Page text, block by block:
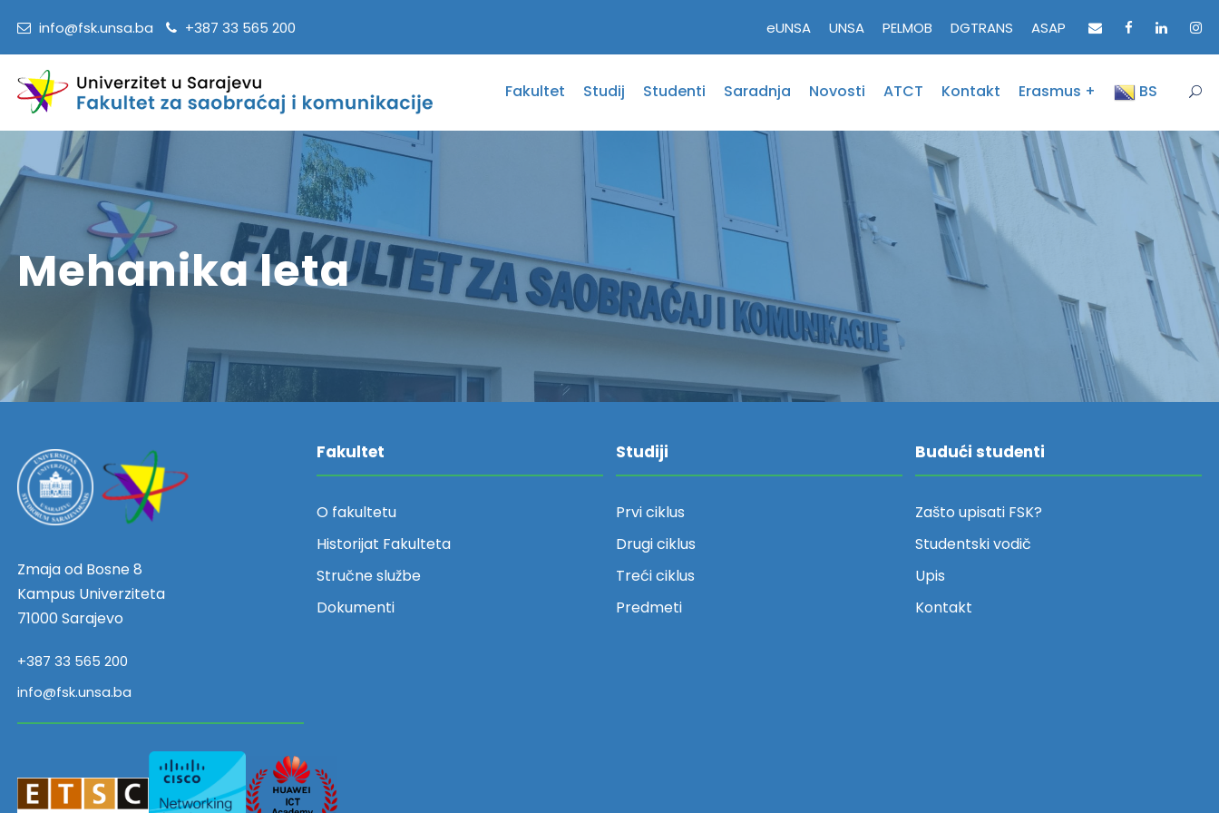
info@fsk.unsa.ba +387 33 565 200 eUNSA UNSA PELMOB DGTRANS ASAP
Fakultet Studij Studenti Saradnja Novosti ATCT Kontakt Erasmus + BS
Mehanika leta
Zmaja od Bosne 8
Kampus Univerziteta
71000 Sarajevo
+387 33 565 200
info@fsk.unsa.ba
Fakultet
O fakultetu
Historijat Fakulteta
Stručne službe
Dokumenti
Studiji
Prvi ciklus
Drugi ciklus
Treći ciklus
Predmeti
Budući studenti
Zašto upisati FSK?
Studentski vodič
Upis
Kontakt